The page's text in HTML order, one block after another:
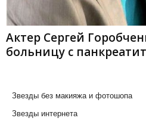
Актер Сергей
больницу с
Звезды без макияжа и фотошопа
Звезды интернета